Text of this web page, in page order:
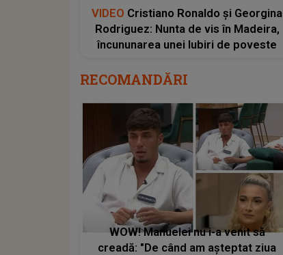
VIDEO Cristiano Ronaldo și Georgina
Rodriguez: Nunta de vis în Madeira,
încununarea unei Iubiri de poveste
RECOMANDĂRI
WOW! Manuelei nu i-a venit să
creadă: "De când am așteptat ziua